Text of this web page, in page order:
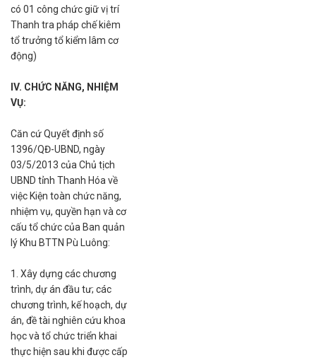
có 01 công chức giữ vị trí
Thanh tra pháp chế kiêm
tổ trưởng tổ kiểm lâm cơ
động)
IV. CHỨC NĂNG, NHIỆM
VỤ:
Căn cứ Quyết định số
1396/QĐ-UBND, ngày
03/5/2013 của Chủ tịch
UBND tỉnh Thanh Hóa về
việc Kiện toàn chức năng,
nhiệm vụ, quyền hạn và cơ
cấu tổ chức của Ban quản
lý Khu BTTN Pù Luông:
1. Xây dựng các chương
trình, dự án đầu tư; các
chương trình, kế hoạch, dự
án, đề tài nghiên cứu khoa
học và tổ chức triển khai
thực hiện sau khi được cấp